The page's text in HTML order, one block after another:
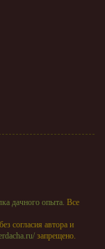
дачного опыта. Все
согласия автора и
запрещено.